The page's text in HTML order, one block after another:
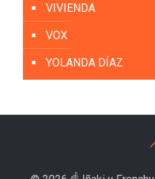
VIVIENDA
VOX
YOLANDA DÍAZ